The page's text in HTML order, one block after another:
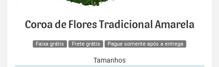
Coroa de Flores Tradicional Amarela
Faixa grátis Frete grátis Pague somente após a entrega
Tamanhos